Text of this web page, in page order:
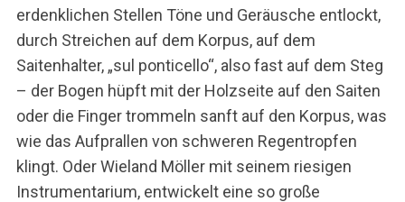
erdenklichen Stellen Töne und Geräusche entlockt,
durch Streichen auf dem Korpus, auf dem
Saitenhalter, „sul ponticello“, also fast auf dem Steg
– der Bogen hüpft mit der Holzseite auf den Saiten
oder die Finger trommeln sanft auf den Korpus, was
wie das Aufprallen von schweren Regentropfen
klingt. Oder Wieland Möller mit seinem riesigen
Instrumentarium, entwickelt eine so große